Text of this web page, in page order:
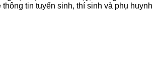
thông tin tuyển sinh, thí sinh và phụ huynh